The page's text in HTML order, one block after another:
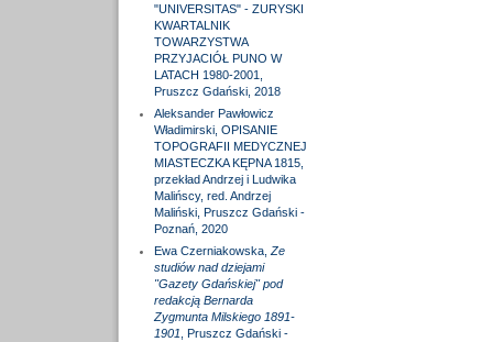
"UNIVERSITAS" - ZURYSKI
KWARTALNIK
TOWARZYSTWA
PRZYJACIÓŁ PUNO W
LATACH 1980-2001,
Pruszcz Gdański, 2018
Aleksander Pawłowicz
Władimirski, OPISANIE
TOPOGRAFII MEDYCZNEJ
MIASTECZKA KĘPNA 1815,
przekład Andrzej i Ludwika
Malińscy, red. Andrzej
Maliński, Pruszcz Gdański -
Poznań, 2020
Ewa Czerniakowska, Ze
studiów nad dziejami
"Gazety Gdańskiej" pod
redakcją Bernarda
Zygmunta Milskiego 1891-
1901 , Pruszcz Gdański -